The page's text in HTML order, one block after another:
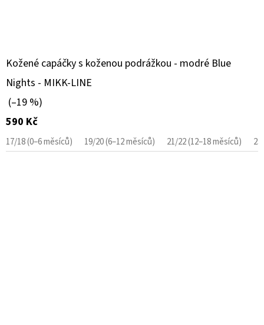
Kožené capáčky s koženou podrážkou - modré Blue
Nights - MIKK-LINE
(–19 %)
590 Kč
17/18 (0–6 měsíců) 19/20 (6–12 měsíců) 21/22 (12–18 měsíců)